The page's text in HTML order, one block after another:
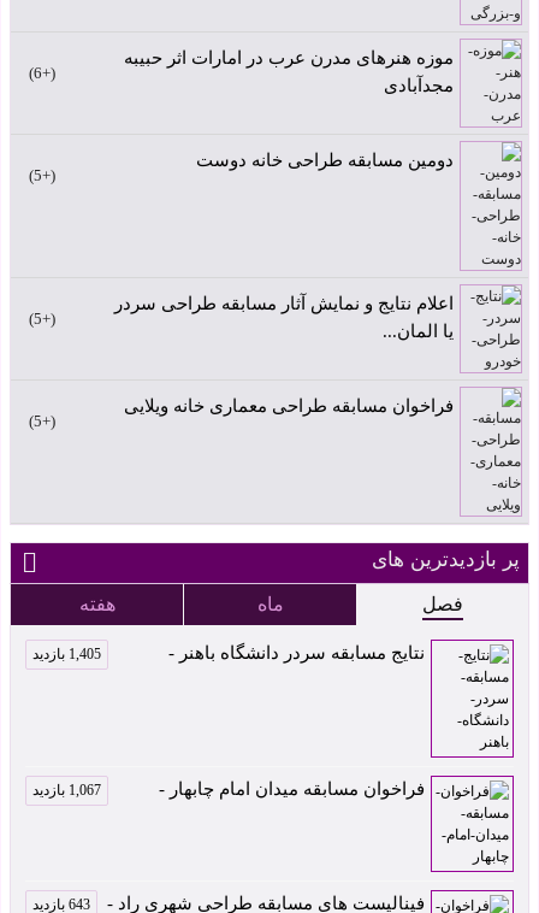
موزه هنرهای مدرن عرب در امارات اثر حبیبه
مجدآبادی
+6
دومین مسابقه طراحی خانه دوست
+5
اعلام نتایج و نمایش آثار مسابقه طراحی سردر
یا المان...
+5
فراخوان مسابقه طراحی معماری خانه ویلایی
+5
پر بازدیدترین های
فصل ماه هفته
نتایج مسابقه سردر دانشگاه باهنر - 1,405 بازدید
فراخوان مسابقه میدان امام چابهار - 1,067 بازدید
فینالیست های مسابقه طراحی شهری راد - 643 بازدید